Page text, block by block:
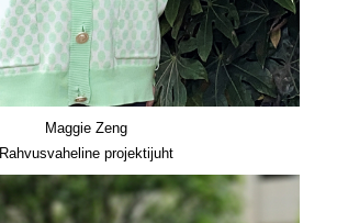
Maggie Zeng
Rahvusvaheline projektijuht